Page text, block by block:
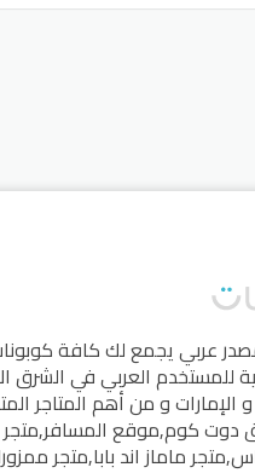
عربي يجمع لك كافة
للمستخدم العربي في الشرق
و من أهم المتاجر
دوت كوم,موقع المسافر,
,متجر ماماز اند بابا,متجر